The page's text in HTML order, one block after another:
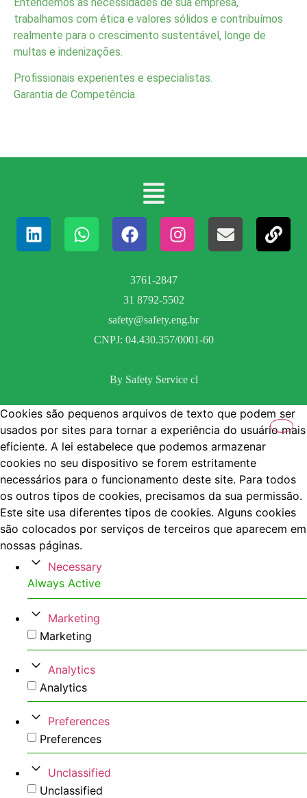
trabalhamos com ética e valores sólidos e contribuímos
realmente para o crescimento sustentável, longe de
multas e indenizações.
Profissionais experientes e especialistas.
Garantia de Competência.
3761-2847
31 8792-5502
safety@safety.eng.br
CNPJ: 04.430.357/0001-60
By Safety Service cl
Cookies são pequenos arquivos de texto que podem ser
usados por sites para tornar a experiência do usuário mais
eficiente. A lei estabelece que podemos armazenar
cookies no seu dispositivo se forem estritamente
necessários para o funcionamento deste site. Para todos
os outros tipos de cookies, precisamos da sua permissão.
Este site usa diferentes tipos de cookies. Alguns cookies
são colocados por serviços de terceiros que aparecem em
nossas páginas.
Necessary
Always Active
Marketing
Marketing
Analytics
Analytics
Preferences
Preferences
Unclassified
Unclassified